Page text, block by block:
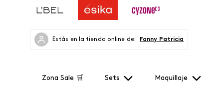
Estás en la tienda online de: Fanny Patricia
Zona Sale 🛒 Sets Maquillaje